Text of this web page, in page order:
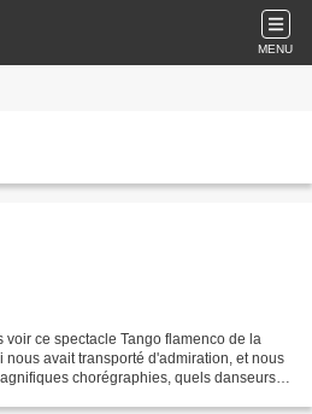
MENU
voir ce spectacle Tango flamenco de la
avait transporté d'admiration, et nous
chorégraphies, quels danseurs !